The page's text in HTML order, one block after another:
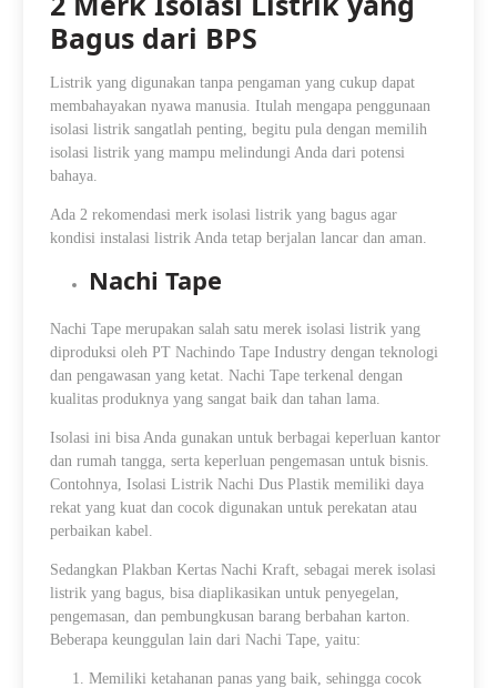
Bagus dari BPS
Listrik yang digunakan tanpa pengaman yang cukup dapat
membahayakan nyawa manusia. Itulah mengapa penggunaan
isolasi listrik sangatlah penting, begitu pula dengan memilih
isolasi listrik yang mampu melindungi Anda dari potensi
bahaya.
Ada 2 rekomendasi merk isolasi listrik yang bagus agar
kondisi instalasi listrik Anda tetap berjalan lancar dan aman.
Nachi Tape
Nachi Tape merupakan salah satu merek isolasi listrik yang
diproduksi oleh PT Nachindo Tape Industry dengan teknologi
dan pengawasan yang ketat. Nachi Tape terkenal dengan
kualitas produknya yang sangat baik dan tahan lama.
Isolasi ini bisa Anda gunakan untuk berbagai keperluan kantor
dan rumah tangga, serta keperluan pengemasan untuk bisnis.
Contohnya, Isolasi Listrik Nachi Dus Plastik memiliki daya
rekat yang kuat dan cocok digunakan untuk perekatan atau
perbaikan kabel.
Sedangkan Plakban Kertas Nachi Kraft, sebagai merek isolasi
listrik yang bagus, bisa diaplikasikan untuk penyegelan,
pengemasan, dan pembungkusan barang berbahan karton.
Beberapa keunggulan lain dari Nachi Tape, yaitu:
Memiliki ketahanan panas yang baik, sehingga cocok